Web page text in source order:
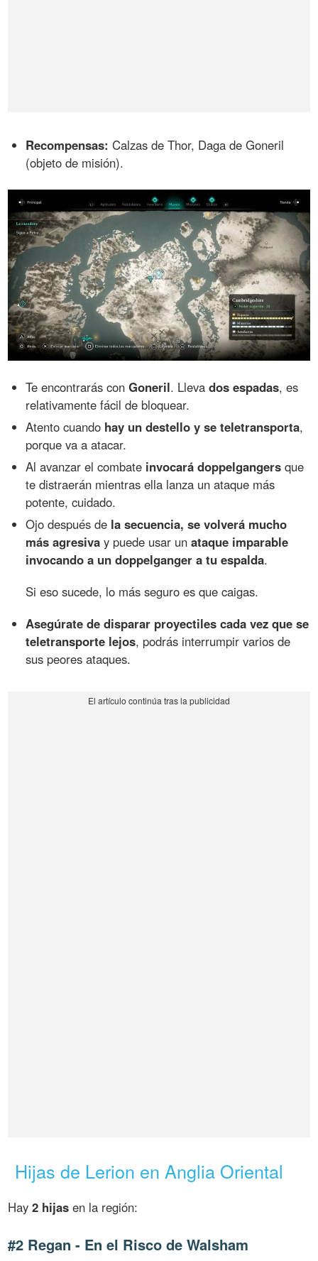
Recompensas: Calzas de Thor, Daga de Goneril
(objeto de misión).
Te encontrarás conGoneril. Llevados espadas, es
relativamente fácil de bloquear.
Atento cuando hay un destello y se teletransporta,
porque va a atacar.
Al avanzar el combate invocará doppelgangers que
te distraerán mientras ella lanza un ataque más
potente, cuidado.
Ojo después de la secuencia, se volverá mucho
más agresiva y puede usar unataque imparable
invocando a un doppelganger a tu espalda.
Si eso sucede, lo más seguro es que caigas.
Asegúrate de disparar proyectiles cada vez que se
teletransporte lejos, podrás interrumpir varios de
sus peores ataques.
Hijas de Lerion en Anglia Oriental
Hay2 hijas en la región:
#2 Regan - En el Risco de Walsham